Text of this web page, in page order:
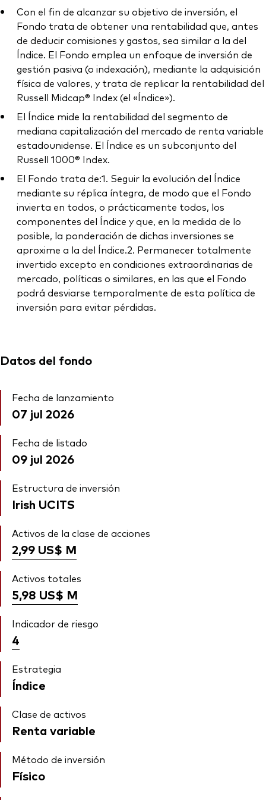
Con el fin de alcanzar su objetivo de inversión, el
Fondo trata de obtener una rentabilidad que, antes
de deducir comisiones y gastos, sea similar a la del
Índice. El Fondo emplea un enfoque de inversión de
gestión pasiva (o indexación), mediante la adquisición
física de valores, y trata de replicar la rentabilidad del
Russell Midcap® Index (el «Índice»).
El Índice mide la rentabilidad del segmento de
mediana capitalización del mercado de renta variable
estadounidense. El Índice es un subconjunto del
Russell 1000® Index.
El Fondo trata de:1. Seguir la evolución del Índice
mediante su réplica íntegra, de modo que el Fondo
invierta en todos, o prácticamente todos, los
componentes del Índice y que, en la medida de lo
posible, la ponderación de dichas inversiones se
aproxime a la del Índice.2. Permanecer totalmente
invertido excepto en condiciones extraordinarias de
mercado, políticas o similares, en las que el Fondo
podrá desviarse temporalmente de esta política de
inversión para evitar pérdidas.
Datos del fondo
Fecha de lanzamiento
07 jul 2026
Fecha de listado
09 jul 2026
Estructura de inversión
Irish UCITS
Activos de la clase de acciones
2,99 US$ M
Activos totales
5,98 US$ M
Indicador de riesgo
4
Estrategia
Índice
Clase de activos
Renta variable
Método de inversión
Físico